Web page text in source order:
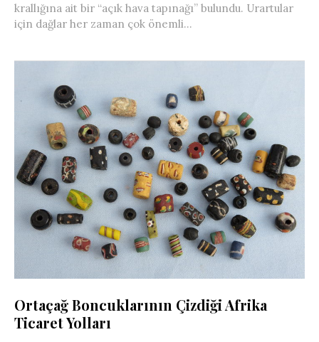
krallığına ait bir “açık hava tapınağı” bulundu. Urartular
için dağlar her zaman çok önemli...
Ortaçağ Boncuklarının Çizdiği Afrika
Ticaret Yolları